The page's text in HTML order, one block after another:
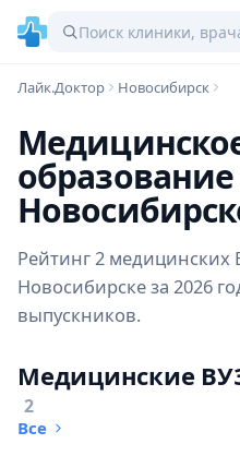
Лайк.Доктор Новосибирск
Рейтинг 2 медицинских
Новосибирске за 2026
выпускников.
Медицинские
2
Все